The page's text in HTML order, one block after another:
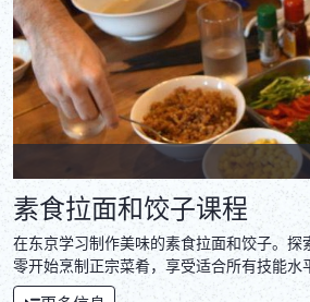
素食拉面和饺子课程
在东京学习制作美味的素食拉面和饺子。探
零开始烹制正宗菜肴，享受适合所有技能水